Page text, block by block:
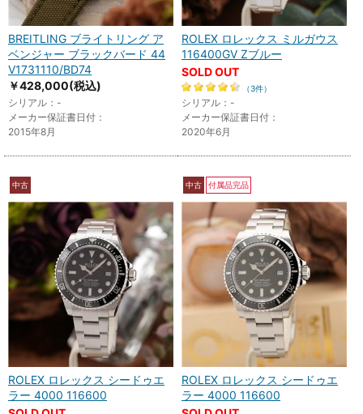
BREITLING ブライトリング ア
ベンジャー ブラックバード 44
V1731110/BD74
￥428,000(税込)
シリアル：-
メーカー保証書日付：
2015年8月
ROLEX ロレックス ミルガウス
116400GV Zブルー
SOLD OUT
（3件）
シリアル：-
メーカー保証書日付：
2020年6月
中古
ROLEX ロレックス シードゥエ
ラー 4000 116600
中古 付属品完品
ROLEX ロレックス シードゥエ
ラー 4000 116600